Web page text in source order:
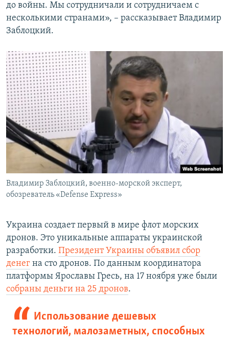
до войны. Мы сотрудничали и сотрудничаем с
несколькими странами», – рассказывает Владимир
Заблоцкий.
Владимир Заблоцкий, военно-морской эксперт,
обозреватель «Defense Express»
Украина создает первый в мире флот морских
дронов. Это уникальные аппараты украинской
разработки. Президент Украины объявил сбор
денег на сто дронов. По данным координатора
платформы Ярославы Гресь, на 17 ноября уже были
собраны деньги на 25 дронов.
Использование дешевых
технологий, малозаметных, способных